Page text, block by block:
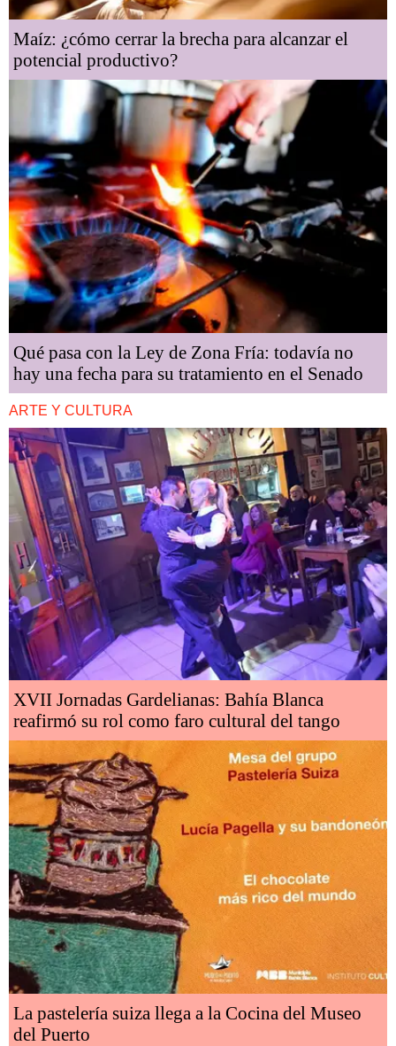
Maíz: ¿cómo cerrar la brecha para alcanzar el
potencial productivo?
Qué pasa con la Ley de Zona Fría: todavía no
hay una fecha para su tratamiento en el Senado
ARTE Y CULTURA
XVII Jornadas Gardelianas: Bahía Blanca
reafirmó su rol como faro cultural del tango
La pastelería suiza llega a la Cocina del Museo
del Puerto